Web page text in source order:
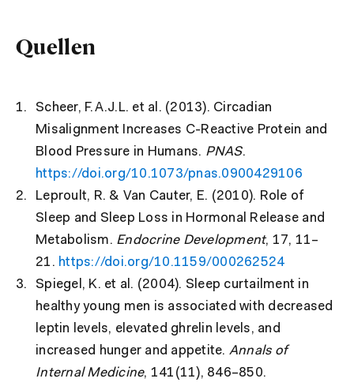
Quellen
Scheer, F.A.J.L. et al. (2013). Circadian
Misalignment Increases C-Reactive Protein and
Blood Pressure in Humans. PNAS.
https://doi.org/10.1073/pnas.0900429106
Leproult, R. & Van Cauter, E. (2010). Role of
Sleep and Sleep Loss in Hormonal Release and
Metabolism. Endocrine Development, 17, 11–
21. https://doi.org/10.1159/000262524
Spiegel, K. et al. (2004). Sleep curtailment in
healthy young men is associated with decreased
leptin levels, elevated ghrelin levels, and
increased hunger and appetite. Annals of
Internal Medicine, 141(11), 846–850.